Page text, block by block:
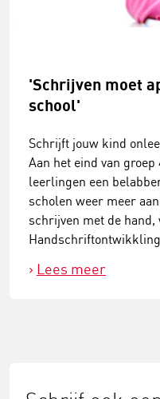
'Schrijven moet
school'
Schrijft jouw kind
Aan het eind van
leerlingen een
scholen weer meer
schrijven met de
Lees meer